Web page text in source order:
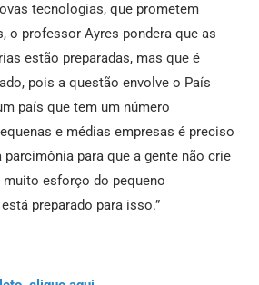
tecnologias, que prometem
o professor Ayres pondera que as
estão preparadas, mas que é
pois a questão envolve o País
país que tem um número
e médias empresas é preciso
para que a gente não crie
esforço do pequeno
preparado para isso.”